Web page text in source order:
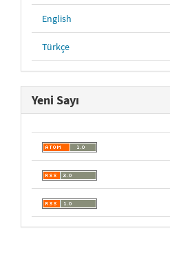
English
Türkçe
Yeni Sayı